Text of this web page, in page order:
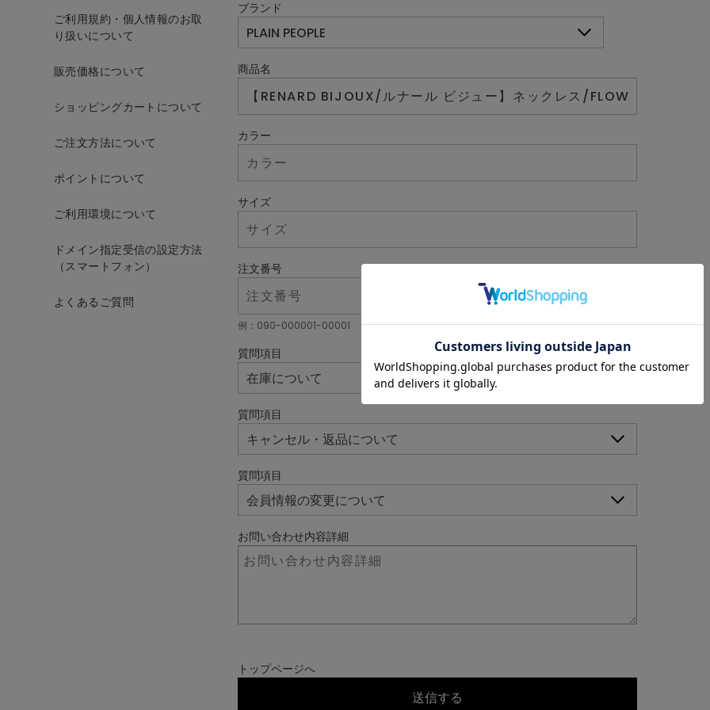
ご利用規約・個人情報のお取
り扱いについて
販売価格について
ショッピングカートについて
ご注文方法について
ポイントについて
ご利用環境について
ドメイン指定受信の設定方法
（スマートフォン）
よくあるご質問
ブランド
商品名
カラー
サイズ
注文番号
例：090-000001-00001
質問項目
質問項目
質問項目
お問い合わせ内容詳細
トップページへ